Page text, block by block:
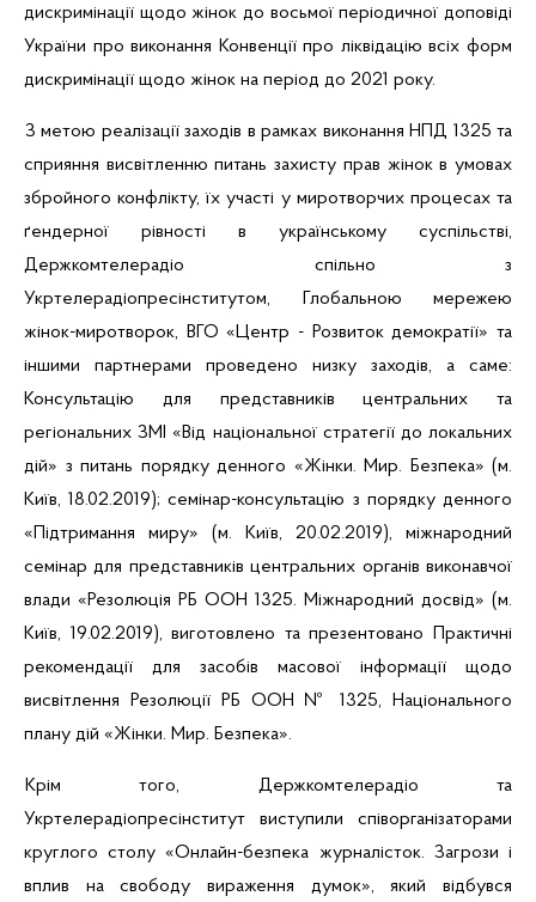
дискримінації щодо жінок до восьмої періодичної доповіді
України про виконання Конвенції про ліквідацію всіх форм
дискримінації щодо жінок на період до 2021 року.
З метою реалізації заходів в рамках виконання НПД 1325 та
сприяння висвітленню питань захисту прав жінок в умовах
збройного конфлікту, їх участі у миротворчих процесах та
ґендерної рівності в українському суспільстві,
Держкомтелерадіо спільно з
Укртелерадіопресінститутом, Глобальною мережею
жінок-миротворок, ВГО «Центр - Розвиток демократії» та
іншими партнерами проведено низку заходів, а саме:
Консультацію для представників центральних та
регіональних ЗМІ «Від національної стратегії до локальних
дій» з питань порядку денного «Жінки. Мир. Безпека» (м.
Київ, 18.02.2019); семінар-консультацію з порядку денного
«Підтримання миру» (м. Київ, 20.02.2019), міжнародний
семінар для представників центральних органів виконавчої
влади «Резолюція РБ ООН 1325. Міжнародний досвід» (м.
Київ, 19.02.2019), виготовлено та презентовано Практичні
рекомендації для засобів масової інформації щодо
висвітлення Резолюції РБ ООН № 1325, Національного
плану дій «Жінки. Мир. Безпека».
Крім того, Держкомтелерадіо та
Укртелерадіопресінститут виступили співорганізаторами
круглого столу «Онлайн-безпека журналісток. Загрози і
вплив на свободу вираження думок»,
який відбувся